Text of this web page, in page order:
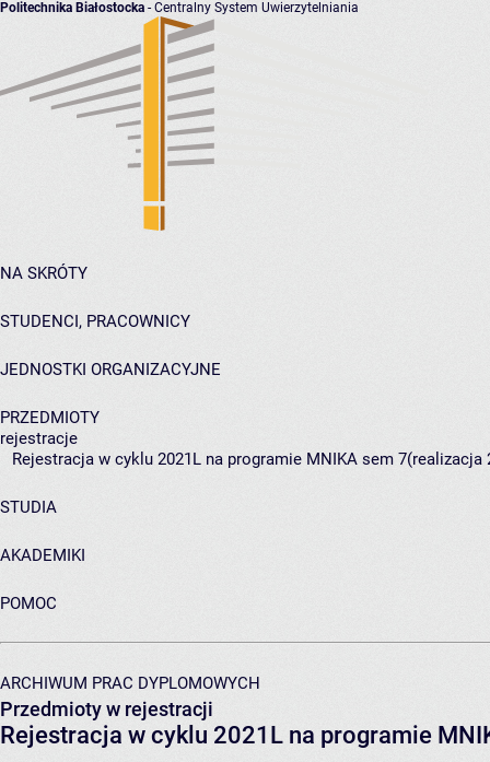
Politechnika Białostocka - Centralny System Uwierzytelniania
NA SKRÓTY
STUDENCI, PRACOWNICY
JEDNOSTKI ORGANIZACYJNE
PRZEDMIOTY
rejestracje
Rejestracja w cyklu 2021L na programie MNIKA sem 7(realizacja
STUDIA
AKADEMIKI
POMOC
ARCHIWUM PRAC DYPLOMOWYCH
Przedmioty w rejestracji
Rejestracja w cyklu 2021L na programie